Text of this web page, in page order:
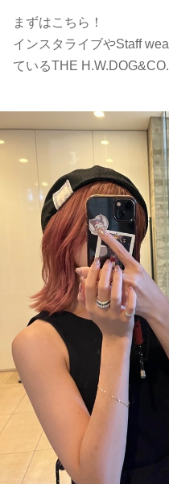
まずはこちら！
インスタライブやStaff
ているTHE H.W.DOG&CO.